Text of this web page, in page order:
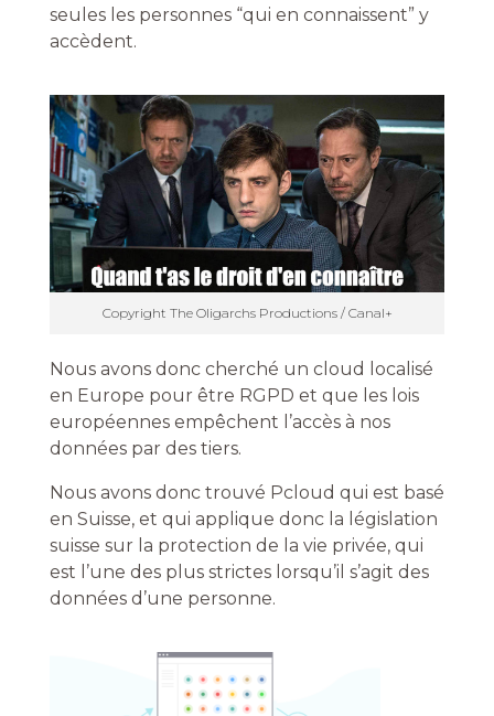
seules les personnes “qui en connaissent” y
accèdent.
Copyright The Oligarchs Productions / Canal+
Nous avons donc cherché un cloud localisé
en Europe pour être RGPD et que les lois
européennes empêchent l’accès à nos
données par des tiers.
Nous avons donc trouvé Pcloud qui est basé
en Suisse, et qui applique donc la législation
suisse sur la protection de la vie privée, qui
est l’une des plus strictes lorsqu’il s’agit des
données d’une personne.